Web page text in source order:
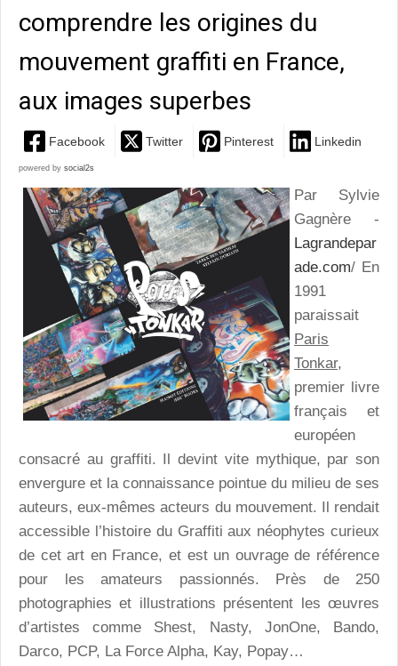
comprendre les origines du
mouvement graffiti en France,
aux images superbes
Facebook Twitter Pinterest Linkedin
powered by social2s
Par Sylvie
Gagnère -
Lagrandepar
ade.com/ En
1991
paraissait
Paris
Tonkar,
premier livre
français et
européen
consacré au graffiti. Il devint vite mythique, par son
envergure et la connaissance pointue du milieu de ses
auteurs, eux-mêmes acteurs du mouvement. Il rendait
accessible l’histoire du Graffiti aux néophytes curieux
de cet art en France, et est un ouvrage de référence
pour les amateurs passionnés. Près de 250
photographies et illustrations présentent les œuvres
d’artistes comme Shest, Nasty, JonOne, Bando,
Darco, PCP, La Force Alpha, Kay, Popay…